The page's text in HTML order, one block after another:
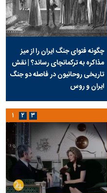
چگونه فتوای جنگ ایران را از میز
مذاکره به ترکمانچای رساند؟ | نقش
تاریخی روحانیون در فاصله دو جنگ
ایران و روس
۱ ۲ ۳